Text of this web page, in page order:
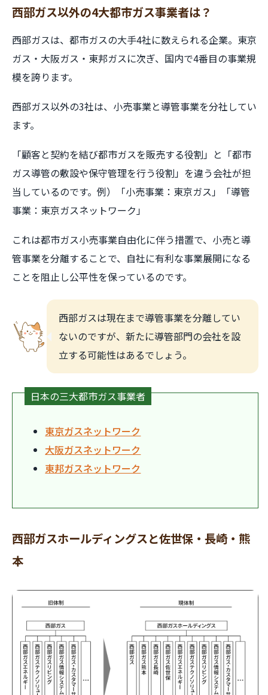
西部ガス以外の4大都市ガス事業者は？
西部ガスは、都市ガスの大手4社に数えられる企業。東京
ガス・大阪ガス・東邦ガスに次ぎ、国内で4番目の事業規
模を誇ります。
西部ガス以外の3社は、小売事業と導管事業を分社してい
ます。
「顧客と契約を結び都市ガスを販売する役割」と「都市
ガス導管の敷設や保守管理を行う役割」を違う会社が担
当しているのです。例）「小売事業：東京ガス」「導管
事業：東京ガスネットワーク」
これは都市ガス小売事業自由化に伴う措置で、小売と導
管事業を分離することで、自社に有利な事業展開になる
ことを阻止し公平性を保っているのです。
西部ガスは現在まで導管事業を分離してい
ないのですが、新たに導管部門の会社を設
立する可能性はあるでしょう。
日本の三大都市ガス事業者
東京ガスネットワーク
大阪ガスネットワーク
東邦ガスネットワーク
西部ガスホールディングスと佐世保・長崎・熊
本